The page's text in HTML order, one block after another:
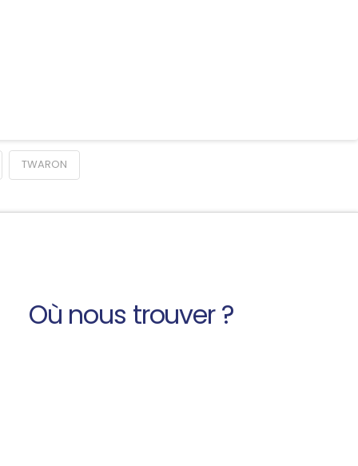
TWARON
Où nous trouver ?